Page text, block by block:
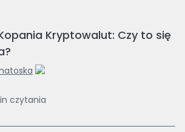
Kryptowalut: Czy to się
czytania